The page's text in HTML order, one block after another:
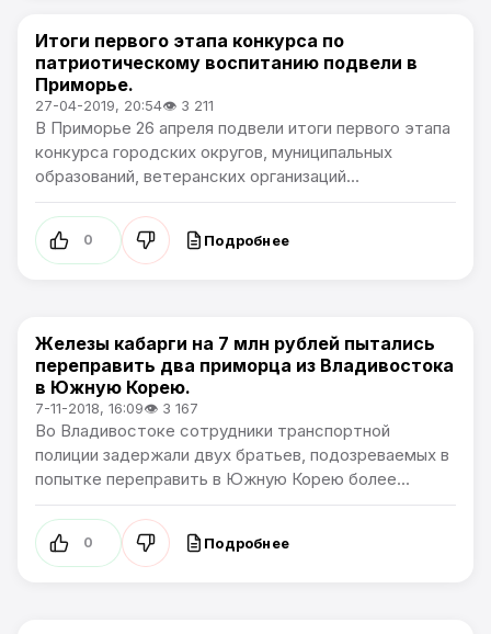
Новости Приморского края
Итоги первого этапа конкурса по
патриотическому воспитанию подвели в
Приморье.
27-04-2019, 20:54👁 3 211
В Приморье 26 апреля подвели итоги первого этапа
конкурса городских округов, муниципальных
образований, ветеранских организаций...
0 Подробнее
Новости Приморского края
Железы кабарги на 7 млн рублей пытались
переправить два приморца из Владивостока
в Южную Корею.
7-11-2018, 16:09👁 3 167
Во Владивостоке сотрудники транспортной
полиции задержали двух братьев, подозреваемых в
попытке переправить в Южную Корею более...
0 Подробнее